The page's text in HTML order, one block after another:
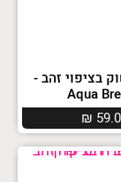
בציפוי זהב -
Aqua
₪